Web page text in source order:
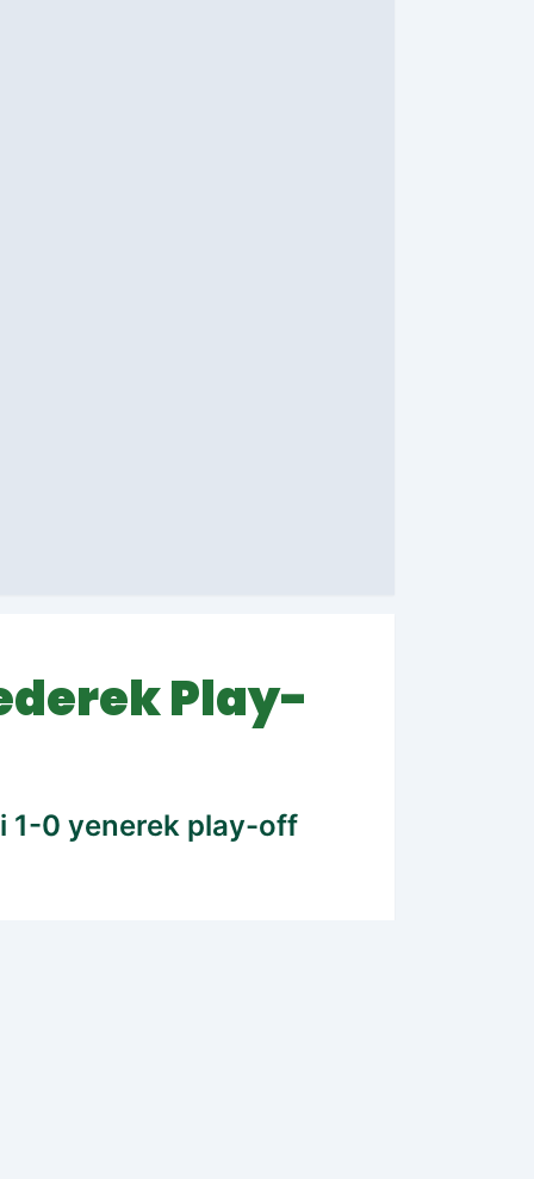
Play-
1-0 yenerek play-off